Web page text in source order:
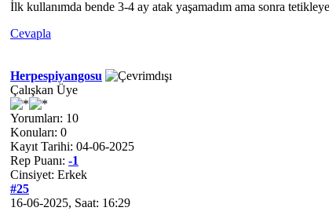
İlk kullanımda bende 3-4 ay atak yaşamadım ama sonra
Cevapla
Herpespiyangosu
Çalışkan Üye
Yorumları: 10
Konuları: 0
Kayıt Tarihi: 04-06-2025
Rep Puanı: -1
Cinsiyet: Erkek
#25
16-06-2025, Saat: 16:29